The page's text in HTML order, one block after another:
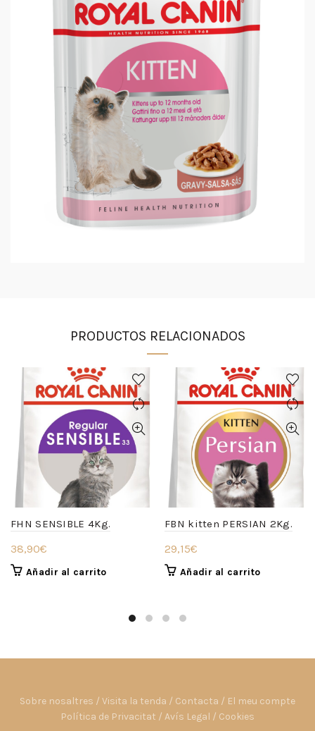
PRODUCTOS RELACIONADOS
FHN SENSIBLE 4Kg.
38,90€
Añadir al carrito
FBN kitten PERSIAN 2Kg.
29,15€
Añadir al carrito
Sobre nosaltres / Visita la tenda / Contacta / El meu compte
Política de Privacitat / Avís Legal / Cookies